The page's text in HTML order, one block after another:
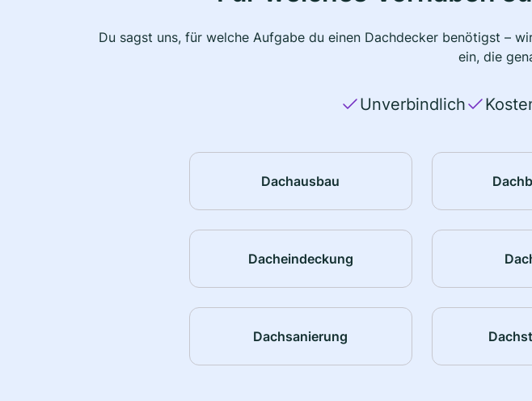
Du sagst uns, für welche Aufgabe du einen Dachdecker benötigst –
ein, die
Unverbindlich
Dachausbau
Dacheindeckung
Dachsanierung